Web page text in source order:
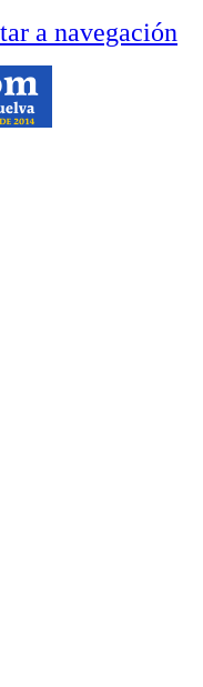
a navegación